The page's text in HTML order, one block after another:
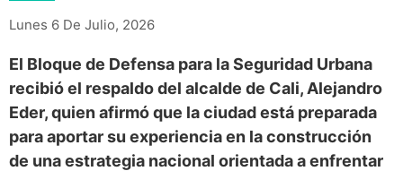
Lunes 6 De Julio, 2026
El Bloque de Defensa para la Seguridad Urbana
recibió el respaldo del alcalde de Cali, Alejandro
Eder, quien afirmó que la ciudad está preparada
para aportar su experiencia en la construcción
de una estrategia nacional orientada a enfrentar